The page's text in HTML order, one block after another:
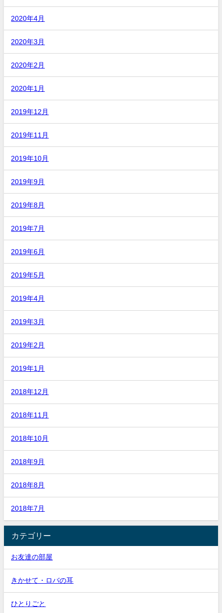
2020年4月
2020年3月
2020年2月
2020年1月
2019年12月
2019年11月
2019年10月
2019年9月
2019年8月
2019年7月
2019年6月
2019年5月
2019年4月
2019年3月
2019年2月
2019年1月
2018年12月
2018年11月
2018年10月
2018年9月
2018年8月
2018年7月
カテゴリー
お友達の部屋
きかせて・ロバの耳
ひとりごと